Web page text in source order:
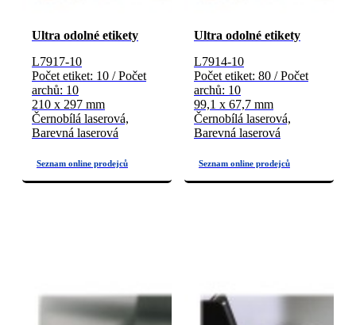
Ultra odolné etikety
L7917-10
Počet etiket: 10 / Počet
archů: 10
210 x 297 mm
Černobílá laserová,
Barevná laserová
Ultra odolné etikety
L7914-10
Počet etiket: 80 / Počet
archů: 10
99,1 x 67,7 mm
Černobílá laserová,
Barevná laserová